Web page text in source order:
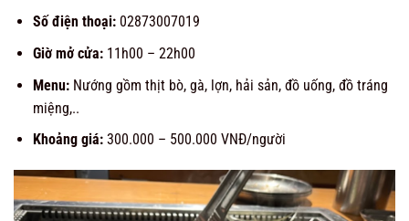
Số điện thoại: 02873007019
Giờ mở cửa: 11h00 – 22h00
Menu: Nướng gồm thịt bò, gà, lợn, hải sản, đồ uống, đồ tráng
miệng,..
Khoảng giá: 300.000 – 500.000 VNĐ/người